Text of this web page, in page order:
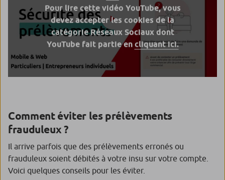
Pour lire cette vidéo YouTube, vous
devez accepter les cookies de la
catégorie Réseaux Sociaux dont
YouTube fait partie en cliquant ici.
Comment éviter les prélèvements
frauduleux ?
Il arrive parfois que des prélèvements erronés ou
frauduleux soient débités à votre insu sur votre compte.
Voici quelques conseils pour les éviter.